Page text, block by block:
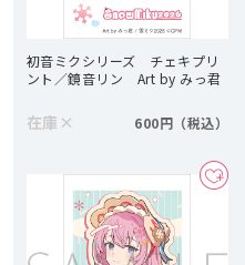
初音ミクシリーズ チェキプリ
ント／鏡音リン Art by みっ君
在庫 × 600円